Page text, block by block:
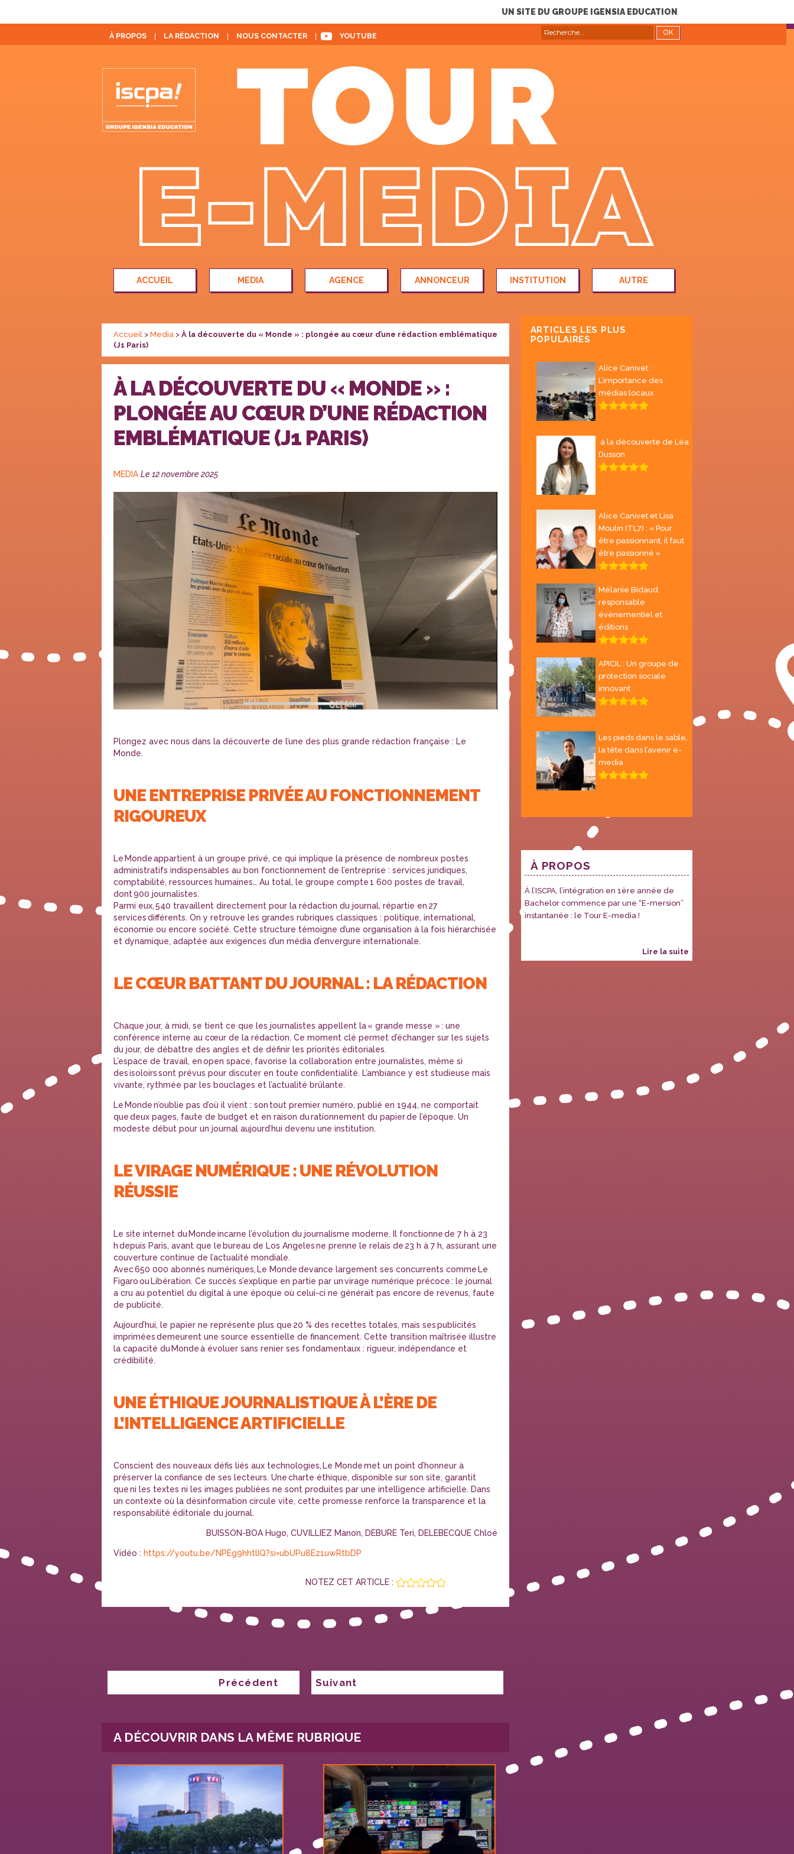
UN SITE DU GROUPE IGENSIA EDUCATION
À PROPOS LA RÉDACTION NOUS CONTACTER YOUTUBE
Recherche
pour :
RECHERCHE
ACCUEIL MEDIA AGENCE ANNONCEUR INSTITUTION AUTRE
Accueil > Media > À la découverte du « Monde » : plongée au cœur d’une rédaction emblématique
(J1 Paris)
À LA DÉCOUVERTE DU « MONDE » :
PLONGÉE AU CŒUR D’UNE RÉDACTION
EMBLÉMATIQUE (J1 PARIS)
CATÉGORIES
MEDIA Publié
Le12 novembre 2025
Plongez avec nous dans la découverte de l’une des plus grande rédaction française : Le
Monde.
UNE ENTREPRISE PRIVÉE AU FONCTIONNEMENT
RIGOUREUX
Le Monde appartient à un groupe privé, ce qui implique la présence de nombreux postes
administratifs indispensables au bon fonctionnement de l’entreprise : services juridiques,
comptabilité, ressources humaines… Au total, le groupe compte 1 600 postes de travail,
dont 900 journalistes.
Parmi eux, 540 travaillent directement pour la rédaction du journal, répartie en 27
services différents. On y retrouve les grandes rubriques classiques : politique, international,
économie ou encore société. Cette structure témoigne d’une organisation à la fois hiérarchisée
et dynamique, adaptée aux exigences d’un média d’envergure internationale.
LE CŒUR BATTANT DU JOURNAL : LA RÉDACTION
Chaque jour, à midi, se tient ce que les journalistes appellent la « grande messe » : une
conférence interne au cœur de la rédaction. Ce moment clé permet d’échanger sur les sujets
du jour, de débattre des angles et de définir les priorités éditoriales.
L’espace de travail, en open space, favorise la collaboration entre journalistes, même si
des isoloirs sont prévus pour discuter en toute confidentialité. L’ambiance y est studieuse mais
vivante, rythmée par les bouclages et l’actualité brûlante.
Le Monde n’oublie pas d’où il vient : son tout premier numéro, publié en 1944, ne comportait
que deux pages, faute de budget et en raison du rationnement du papier de l’époque. Un
modeste début pour un journal aujourd’hui devenu une institution.
LE VIRAGE NUMÉRIQUE : UNE RÉVOLUTION
RÉUSSIE
Le site internet du Monde incarne l’évolution du journalisme moderne. Il fonctionne de 7 h à 23
h depuis Paris, avant que le bureau de Los Angeles ne prenne le relais de 23 h à 7 h, assurant une
couverture continue de l’actualité mondiale.
Avec 650 000 abonnés numériques, Le Monde devance largement ses concurrents comme Le
Figaro ou Libération. Ce succès s’explique en partie par un virage numérique précoce : le journal
a cru au potentiel du digital à une époque où celui-ci ne générait pas encore de revenus, faute
de publicité.
Aujourd’hui, le papier ne représente plus que 20 % des recettes totales, mais ses publicités
imprimées demeurent une source essentielle de financement. Cette transition maîtrisée illustre
la capacité du Monde à évoluer sans renier ses fondamentaux : rigueur, indépendance et
crédibilité.
UNE ÉTHIQUE JOURNALISTIQUE À L’ÈRE DE
L’INTELLIGENCE ARTIFICIELLE
Conscient des nouveaux défis liés aux technologies, Le Monde met un point d’honneur à
préserver la confiance de ses lecteurs. Une charte éthique, disponible sur son site, garantit
que ni les textes ni les images publiées ne sont produites par une intelligence artificielle. Dans
un contexte où la désinformation circule vite, cette promesse renforce la transparence et la
responsabilité éditoriale du journal.
BUISSON-BOA Hugo, CUVILLIEZ Manon, DEBURE Teri, DELEBECQUE Chloé
Vidéo : https://youtu.be/NPEg9hhtlIQ?si=ubUPu8Ez1uwRtbDP
NOTEZ CET ARTICLE :
NAVIGATION
DE
Précédent Suivant
A DÉCOUVRIR DANS LA MÊME RUBRIQUE
ARTICLES LES PLUS
POPULAIRES
Alice Canivet :
L’importance des
médias locaux
à la découverte de Léa
Dusson
Alice Canivet et Lisa
Moulin (TL7) : « Pour
être passionnant, il faut
être passionné »
Mélanie Bidaud,
responsable
évènementiel et
éditions
APICIL : Un groupe de
protection sociale
innovant
Les pieds dans le sable,
la tête dans l’avenir e-
media
À PROPOS
À l’ISCPA, l’intégration en 1ère année de
Bachelor commence par une “E-mersion”
instantanée : le Tour E-media !
lire la suite